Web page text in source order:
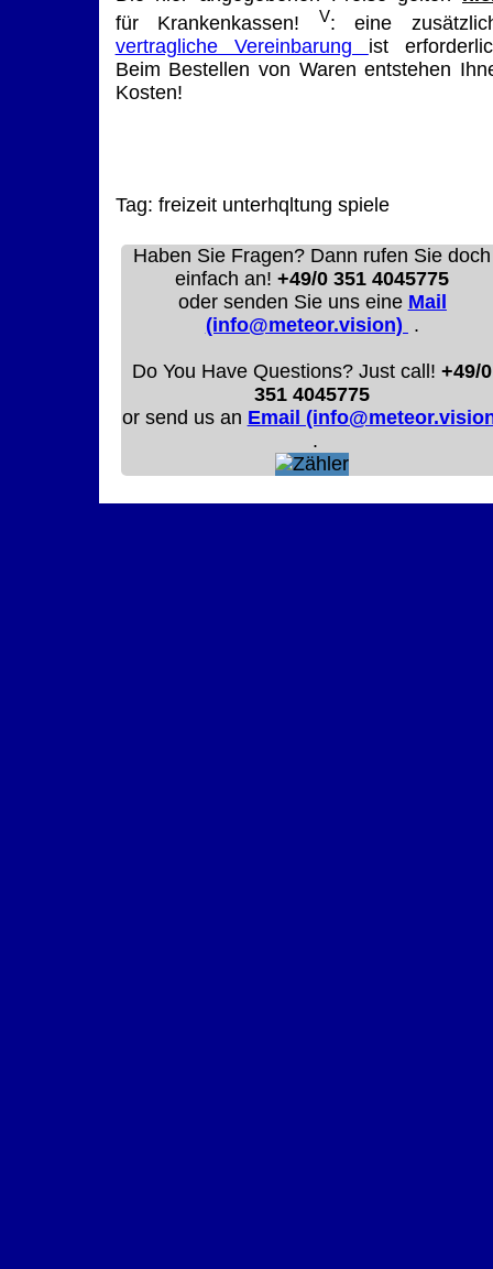
für Krankenkassen!
V: eine
vertragliche Vereinbarung ist
Beim Bestellen von Waren entstehen
Kosten!
Tag: freizeitunterhqltung spiele
Haben Sie Fragen? Dann rufen Sie doch
einfach an!+49/0 351 4045775
oder senden Sie uns eine Mail
(info@meteor.vision) .
Do You Have Questions? Just call!+49/0
351 4045775
or send us an Email
.